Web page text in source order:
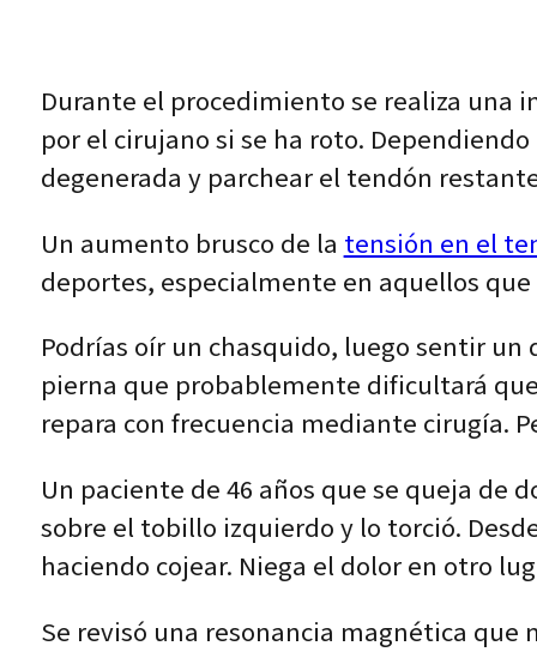
Durante el procedimiento se realiza una
por el cirujano si se ha roto.
degenerada y parchear el tendón
Un aumento brusco de la tensión en el
deportes, especialmente en aquellos
Podrías oír un chasquido, luego sentir
pierna que probablemente dificultará
repara con frecuencia mediante cirugía.
Un paciente de 46 años que se queja de
sobre el tobillo izquierdo y lo torció.
haciendo cojear. Niega el dolor en otro
Se revisó una resonancia magnética